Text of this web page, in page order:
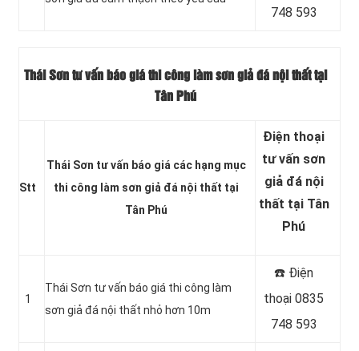
748 593
Thái Sơn tư vấn báo giá thi công làm sơn giả đá nội thất tại
Tân Phú
Stt
Thái Sơn tư vấn báo giá các hạng mục
thi công làm sơn giả đá nội thất tại
Tân Phú
Điện thoại
tư vấn sơn
giả đá nội
thất tại Tân
Phú
1
Thái Sơn tư vấn báo giá thi công làm
sơn giả đá nội thất nhỏ hơn 10m
☎️ Điện
thoại 0835
748 593